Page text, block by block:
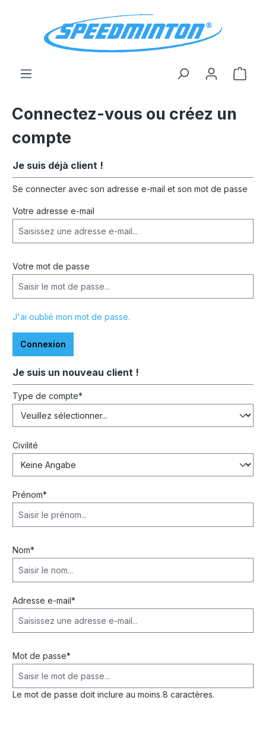
Le
Connectez-vous ou créez un
compte
Je suis déjà client !
Se connecter avec son adresse e-mail et son mot de passe
Votre adresse e-mail
Votre mot de passe
J'ai oublié mon mot de passe.
Connexion
Je suis un nouveau client !
Informations personnelles
Type de compte*
Civilité
Prénom*
Nom*
Adresse e-mail*
Mot de passe*
Le mot de passe doit inclure au moins 8 caractères.